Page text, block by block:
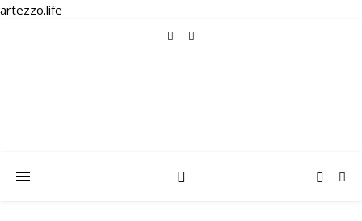
artezzo.life